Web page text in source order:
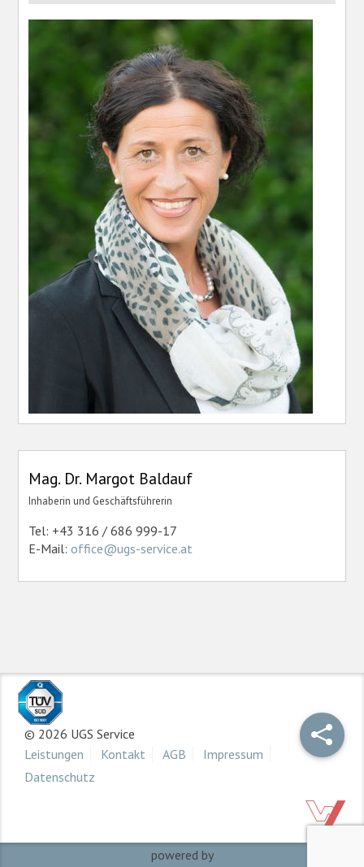
Mag. Dr. Margot Baldauf
Inhaberin und Geschäftsführerin
Tel: +43 316 / 686 999-17
E-Mail:office@ugs-service.at
© 2026 UGS Service
Leistungen
Kontakt AGB
Impressum
Datenschutz
powered by